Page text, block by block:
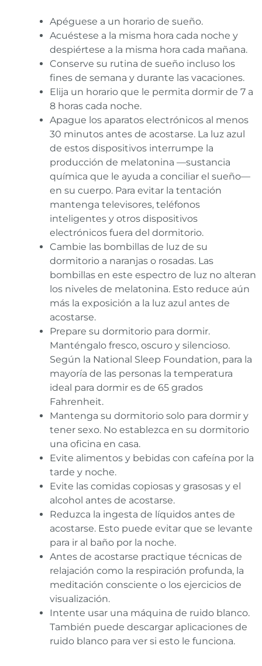
Apéguese a un horario de sueño.
Acuéstese a la misma hora cada noche y
despiértese a la misma hora cada mañana.
Conserve su rutina de sueño incluso los
fines de semana y durante las vacaciones.
Elija un horario que le permita dormir de 7 a
8 horas cada noche.
Apague los aparatos electrónicos al menos
30 minutos antes de acostarse. La luz azul
de estos dispositivos interrumpe la
producción de melatonina —sustancia
química que le ayuda a conciliar el sueño—
en su cuerpo. Para evitar la tentación
mantenga televisores, teléfonos
inteligentes y otros dispositivos
electrónicos fuera del dormitorio.
Cambie las bombillas de luz de su
dormitorio a naranjas o rosadas. Las
bombillas en este espectro de luz no alteran
los niveles de melatonina. Esto reduce aún
más la exposición a la luz azul antes de
acostarse.
Prepare su dormitorio para dormir.
Manténgalo fresco, oscuro y silencioso.
Según la National Sleep Foundation, para la
mayoría de las personas la temperatura
ideal para dormir es de 65 grados
Fahrenheit.
Mantenga su dormitorio solo para dormir y
tener sexo. No establezca en su dormitorio
una oficina en casa.
Evite alimentos y bebidas con cafeína por la
tarde y noche.
Evite las comidas copiosas y grasosas y el
alcohol antes de acostarse.
Reduzca la ingesta de líquidos antes de
acostarse. Esto puede evitar que se levante
para ir al baño por la noche.
Antes de acostarse practique técnicas de
relajación como la respiración profunda, la
meditación consciente o los ejercicios de
visualización.
Intente usar una máquina de ruido blanco.
También puede descargar aplicaciones de
ruido blanco para ver si esto le funciona.